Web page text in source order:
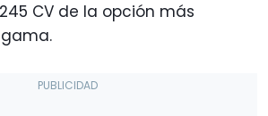
CV de la opción más